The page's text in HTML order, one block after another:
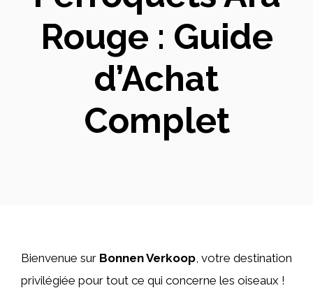
Rouge : Guide
d’Achat
Complet
Bienvenue sur Bonnen Verkoop, votre destination
privilégiée pour tout ce qui concerne les oiseaux !